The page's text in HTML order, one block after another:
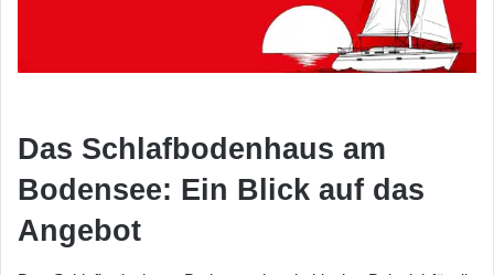
Das Schlafbodenhaus am
Bodensee: Ein Blick auf das
Angebot